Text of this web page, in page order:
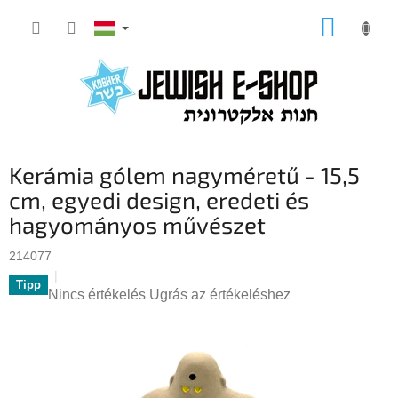
KOSÁR
Kerámia gólem nagyméretű - 15,5
cm, egyedi design, eredeti és
hagyományos művészet
214077
Tipp
A
Nincs értékelés Ugrás az értékeléshez